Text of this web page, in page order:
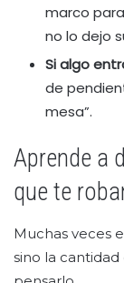
marco
no lo dejo
Si algo
de
mesa”.
Aprende a
que te
Muchas veces
sino la cantidad